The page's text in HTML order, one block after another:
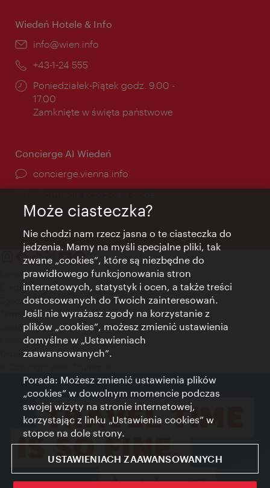
Wiedeń Hotele & Info
E-
info@wien.info
Telefon:
+43-1-24 555
Godziny
otwarcia:
Poniedziałek-Piątek godz. 9.00 -
17.00
Zamknięte w święta państwowe
Concierge AI Wiedeń
concierge.vienna.info
Kontakt
Credits
Zgoda na przetwarzanie danych osobowych
Terms of Use
Dostępność
Kontakt prasowy
Ustawienia cookies
Może ciasteczka?
Nie chodzi nam rzecz jasna o te ciasteczka do
jedzenia. Mamy na myśli specjalne pliki, tak
zwane „cookies”, które są niezbędne do
prawidłowego funkcjonowania stron
internetowych, statystyk i ocen, a także treści
dostosowanych do Twoich zainteresowań.
Jeśli nie wyrażasz zgody na korzystanie z
plików „cookies”, możesz zmienić ustawienia
domyślne w „Ustawieniach
zaawansowanych”.
Porada: Możesz zmienić ustawienia plików
„cookies” w dowolnym momencie podczas
swojej wizyty na stronie internetowej,
korzystając z linku „Ustawienia cookies” w
stopce na dole strony.
USTAWIENIACH ZAAWANSOWANYCH